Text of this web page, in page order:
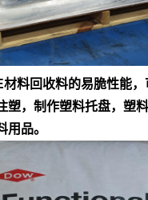
材料回收料的易脆性能
塑，制作塑料托盘，塑
用品。